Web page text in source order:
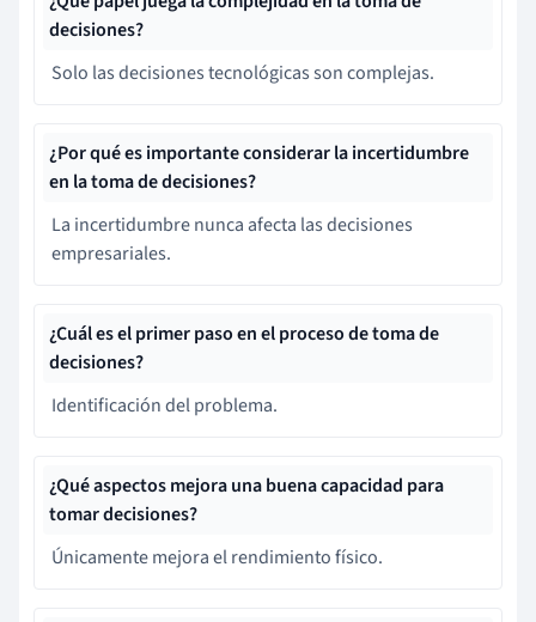
decisiones?
Solo las decisiones tecnológicas son complejas.
¿Por qué es importante considerar la incertidumbre
en la toma de decisiones?
La incertidumbre nunca afecta las decisiones
empresariales.
¿Cuál es el primer paso en el proceso de toma de
decisiones?
Identificación del problema.
¿Qué aspectos mejora una buena capacidad para
tomar decisiones?
Únicamente mejora el rendimiento físico.